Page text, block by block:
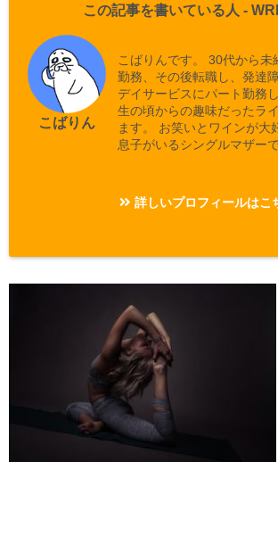
この記事を書いている人 -
こばりん
こばりんです。 30代から未
勤務、その後転職し、発達
デイサービスにパート勤務
生の頃からの趣味だったラ
ます。 お笑いとワインが大
息子がいるシングルマザー
詳しいプロフィールはこ